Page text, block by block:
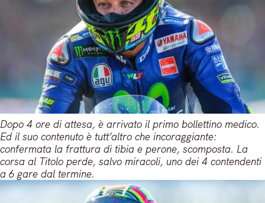
Dopo 4 ore di attesa, è arrivato il primo bollettino medico.
Ed il suo contenuto è tutt’altro che incoraggiante:
confermata la frattura di tibia e perone, scomposta. La
corsa al Titolo perde, salvo miracoli, uno dei 4 contendenti
a 6 gare dal termine.